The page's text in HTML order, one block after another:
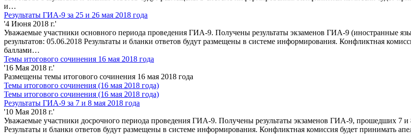
и…
Результаты ГИА-9 за 25 и 26 мая 2018 года
'4 Июня 2018 г.'
Уважаемые участники основного периода проведения ГИА-9. Получены результаты экзаменов ГИА-9 (иностранные
результатов: 05.06.2018 Результаты и бланки ответов будут размещены в системе информирования. Конфликтная
баллами…
Темы итогового сочинения 16 мая 2018 года
'16 Мая 2018 г.'
Размещены темы итогового сочинения 16 мая 2018 года
Темы итогового сочинения (16 мая 2018 года)
Темы итогового сочинения (16 мая 2018 года)
Результаты ГИА-9 за 7 и 8 мая 2018 года
'10 Мая 2018 г.'
Уважаемые участники досрочного периода проведения ГИА-9. Получены результаты экзаменов ГИА-9, прошедших 7 и
Результаты и бланки ответов будут размещены в системе информирования. Конфликтная комиссия будет принимать